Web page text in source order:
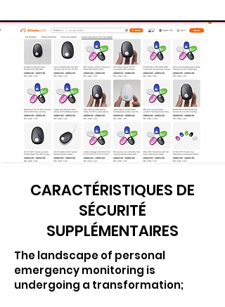
CARACTÉRISTIQUES DE
SÉCURITÉ
SUPPLÉMENTAIRES
The landscape of personal
emergency monitoring is
undergoing a transformation;